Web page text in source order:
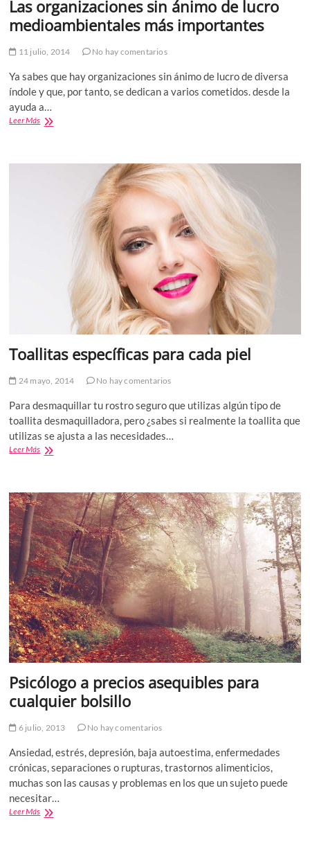
Las organizaciones sin ánimo de lucro
medioambientales más importantes
11 julio, 2014 No hay comentarios
Ya sabes que hay organizaciones sin ánimo de lucro de diversa
índole y que, por tanto, se dedican a varios cometidos. desde la
ayuda a…
Leer MásLas
medioambientales
Toallitas específicas para cada piel
24 mayo, 2014 No hay comentarios
Para desmaquillar tu rostro seguro que utilizas algún tipo de
toallita desmaquilladora, pero ¿sabes si realmente la toallita que
utilizas se ajusta a las necesidades…
Leer MásToallitas
piel
Psicólogo a precios asequibles para
cualquier bolsillo
6 julio, 2013 No hay comentarios
Ansiedad, estrés, depresión, baja autoestima, enfermedades
crónicas, separaciones o rupturas, trastornos alimenticios,
muchas son las causas y problemas en los que un sujeto puede
necesitar…
Leer MásPsicólogo